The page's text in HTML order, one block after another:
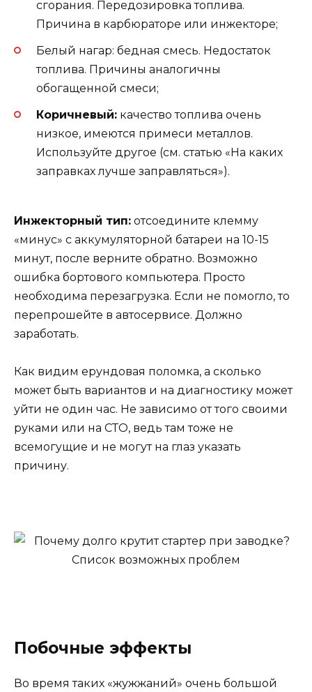
сгорания. Передозировка топлива.
Причина в карбюраторе или инжекторе;
Белый нагар: бедная смесь. Недостаток
топлива. Причины аналогичны
обогащенной смеси;
Коричневый: качество топлива очень
низкое, имеются примеси металлов.
Используйте другое (см. статью «На каких
заправках лучше заправляться»).
Инжекторный тип: отсоедините клемму
«минус» с аккумуляторной батареи на 10-15
минут, после верните обратно. Возможно
ошибка бортового компьютера. Просто
необходима перезагрузка. Если не помогло, то
перепрошейте в автосервисе. Должно
заработать.
Как видим ерундовая поломка, а сколько
может быть вариантов и на диагностику может
уйти не один час. Не зависимо от того своими
руками или на СТО, ведь там тоже не
всемогущие и не могут на глаз указать
причину.
Побочные эффекты
Во время таких «жужжаний» очень большой